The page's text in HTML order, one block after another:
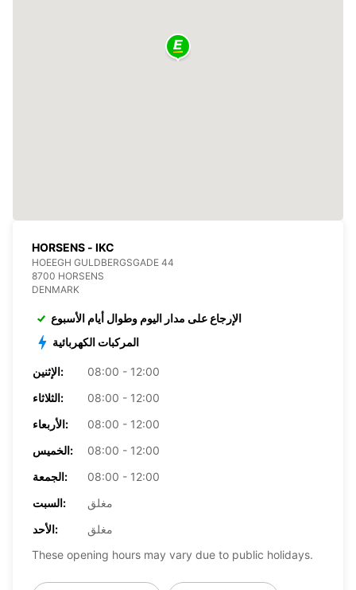
HORSENS - IKC
HOEEGH GULDBERGSGADE 44
8700 HORSENS
DENMARK
الإرجاع على مدار اليوم وطوال أيام الأسبوع
المركبات الكهربائية
الإثنين:
08:00 - 12:00
الثلاثاء:
08:00 - 12:00
الأربعاء:
08:00 - 12:00
الخميس:
08:00 - 12:00
الجمعة:
08:00 - 12:00
السبت:
مغلق
الأحد:
مغلق
These opening hours may vary due to public holidays.